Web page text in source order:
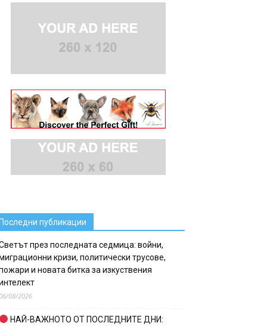
публикации
през последната седмица: войни,
кризи, политически трусове,
и новата битка за изкуствения
08/2026
НАЙ-ВАЖНОТО ОТ ПОСЛЕДНИТЕ ДНИ: